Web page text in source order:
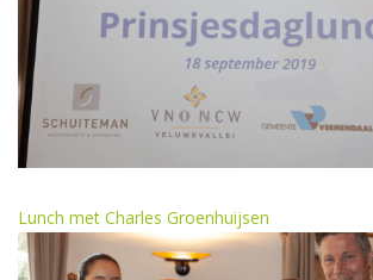
Lunch met Charles Groenhuijsen